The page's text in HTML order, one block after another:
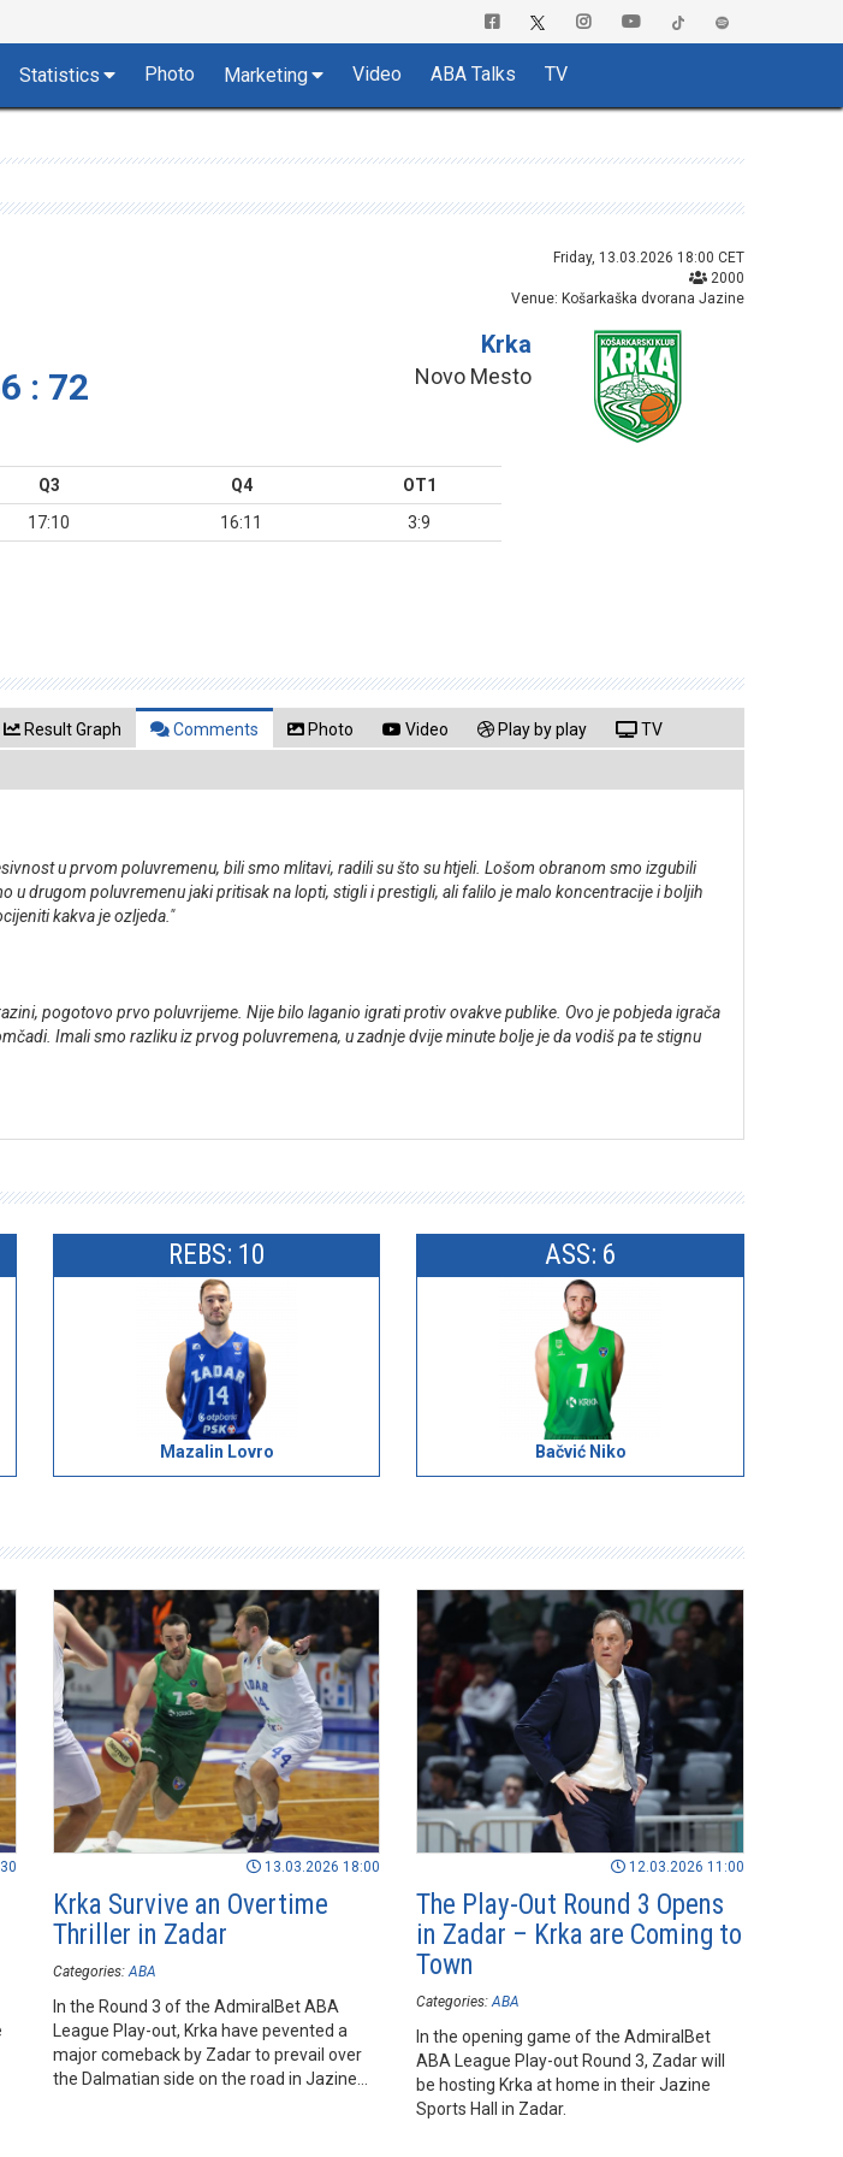
Statistics Photo Marketing Video ABA Talks TV
Friday, 13.03.2026 18:00 CET
2000
Venue: Košarkaška dvorana Jazine
: 72
Krka
Novo Mesto
Q3 Q4
OT1
17:10 16:11 3:9
Result Graph Comments Photo Video Play by play TV
u prvom poluvremenu, bili smo mlitavi, radili su što su htjeli. Lošom obranom smo izgubili
drugom poluvremenu jaki pritisak na lopti, stigli i prestigli, ali falilo je malo koncentracije i boljih
kakva je ozljeda."
pogotovo prvo poluvrijeme. Nije bilo laganio igrati protiv ovakve publike. Ovo je pobjeda igrača
Imali smo razliku iz prvog poluvremena, u zadnje dvije minute bolje je da vodiš pa te stignu
REBS: 10
Mazalin Lovro
ASS: 6
Bačvić Niko
13.03.2026 18:00
Krka Survive an Overtime
Thriller in Zadar
Categories: ABA
In the Round 3 of the AdmiralBet ABA
League Play-out, Krka have pevented a
major comeback by Zadar to prevail over
the Dalmatian side on the road in Jazine
12.03.2026 11:00
The Play-Out Round 3 Opens
in Zadar – Krka are Coming to
Town
Categories: ABA
In the opening game of the AdmiralBet
ABA League Play-out Round 3, Zadar will
be hosting Krka at home in their Jazine
Sports Hall in Zadar.